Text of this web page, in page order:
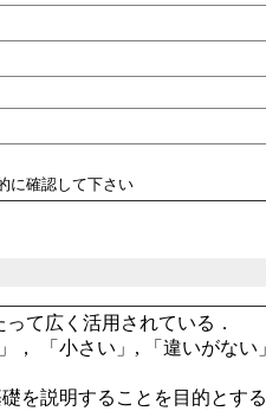
に確認して下さい
て広く活用されている．
， 「小さい」, 「違いがな
を説明することを目的とする